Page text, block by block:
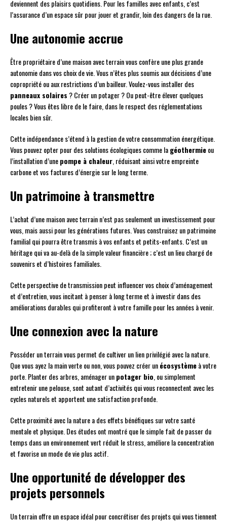
deviennent des plaisirs quotidiens. Pour les familles avec enfants, c’est
l’assurance d’un espace sûr pour jouer et grandir, loin des dangers de la rue.
Une autonomie accrue
Être propriétaire d’une maison avec terrain vous confère une plus grande
autonomie dans vos choix de vie. Vous n’êtes plus soumis aux décisions d’une
copropriété ou aux restrictions d’un bailleur. Voulez-vous installer des
panneaux solaires ? Créer un potager ? Ou peut-être élever quelques
poules ? Vous êtes libre de le faire, dans le respect des réglementations
locales bien sûr.
Cette indépendance s’étend à la gestion de votre consommation énergétique.
Vous pouvez opter pour des solutions écologiques comme lagéothermieou
l’installation d’unepompe à chaleur , réduisant ainsi votre empreinte
carbone et vos factures d’énergie sur le long terme.
Un patrimoine à transmettre
L’achat d’une maison avec terrain n’est pas seulement un investissement pour
vous, mais aussi pour les générations futures. Vous construisez un patrimoine
familial qui pourra être transmis à vos enfants et petits-enfants. C’est un
héritage qui va au-delà de la simple valeur financière ; c’est un lieu chargé de
souvenirs et d’histoires familiales.
Cette perspective de transmission peut influencer vos choix d’aménagement
et d’entretien, vous incitant à penser à long terme et à investir dans des
améliorations durables qui profiteront à votre famille pour les années à venir.
Une connexion avec la nature
Posséder un terrain vous permet de cultiver un lien privilégié avec la nature.
Que vous ayez la main verte ou non, vous pouvez créer unécosystèmeà votre
porte. Planter des arbres, aménager unpotager bio , ou simplement
entretenir une pelouse, sont autant d’activités qui vous reconnectent avec les
cycles naturels et apportent une satisfaction profonde.
Cette proximité avec la nature a des effets bénéfiques sur votre santé
mentale et physique. Des études ont montré que le simple fait de passer du
temps dans un environnement vert réduit le stress, améliore la concentration
et favorise un mode de vie plus actif.
Une opportunité de développer des
projets personnels
Un terrain offre un espace idéal pour concrétiser des projets qui vous tiennent